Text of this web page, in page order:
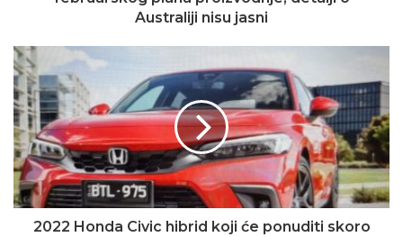
Australiji nisu jasni
2022 Honda Civic hibrid koji će ponuditi skoro